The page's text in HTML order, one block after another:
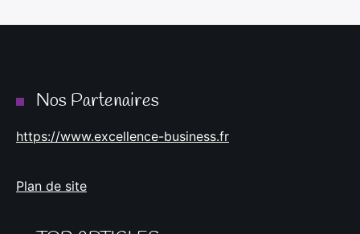
Nos Partenaires
https://www.excellence-business.fr
Plan de site